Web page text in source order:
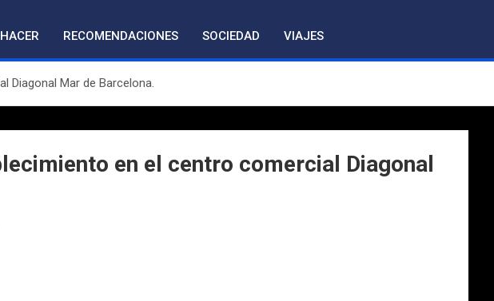
RECOMENDACIONES SOCIEDAD VIAJES
Diagonal Mar de Barcelona.
en el centro comercial Diagonal